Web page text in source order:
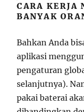
CARA KERJA
BANYAK
Bahkan Anda
aplikasi
pengaturan
selanjutnya).
pakai baterai